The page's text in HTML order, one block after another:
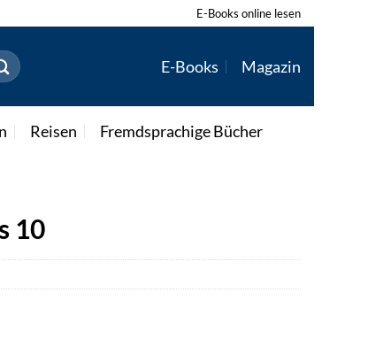
E-Books online lesen
E-Books Magazin
Reisen Fremdsprachige Bücher
10